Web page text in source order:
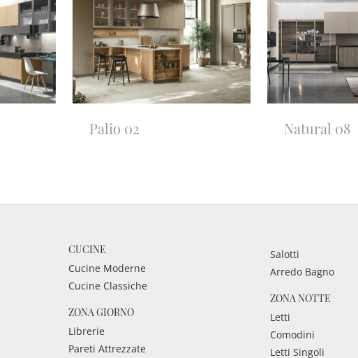
Palio 02 Natural 08
CUCINE
Cucine Moderne
Cucine Classiche
ZONA GIORNO
Librerie
Pareti Attrezzate
Salotti
Arredo Bagno
ZONA NOTTE
Letti
Comodini
Letti Singoli